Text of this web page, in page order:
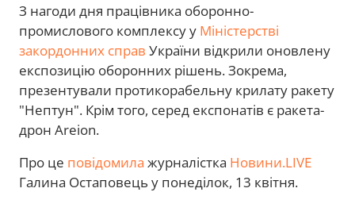
З нагоди дня працівника оборонно-
промислового комплексу у Міністерстві
закордонних справ України відкрили оновлену
експозицію оборонних рішень. Зокрема,
презентували протикорабельну крилату ракету
"Нептун". Крім того, серед експонатів є ракета-
дрон Areion.
Про це повідомила журналістка Новини.LIVE
Галина Остаповець у понеділок, 13 квітня.